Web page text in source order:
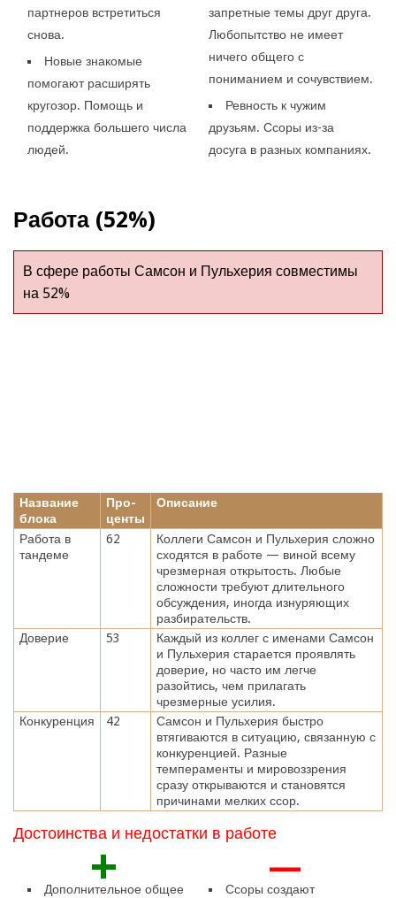
партнеров встретиться
снова.
Новые знакомые
помогают расширять
кругозор. Помощь и
поддержка большего числа
людей.
запретные темы друг друга.
Любопытство не имеет
ничего общего с
пониманием и сочувствием.
Ревность к чужим
друзьям. Ссоры из-за
досуга в разных компаниях.
Работа (52%)
В сфере работы Самсон и Пульхерия совместимы
на 52%
Название
блока
Про-
центы
Описание
Работа в
тандеме
62
Коллеги Самсон и Пульхерия сложно
сходятся в работе — виной всему
чрезмерная открытость. Любые
сложности требуют длительного
обсуждения, иногда изнуряющих
разбирательств.
Доверие
53
Каждый из коллег с именами Самсон
и Пульхерия старается проявлять
доверие, но часто им легче
разойтись, чем прилагать
чрезмерные усилия.
Конкуренция
42
Самсон и Пульхерия быстро
втягиваются в ситуацию, связанную с
конкуренцией. Разные
темпераменты и мировоззрения
сразу открываются и становятся
причинами мелких ссор.
Достоинства и недостатки в работе
+
Дополнительное общее
—
Ссоры создают